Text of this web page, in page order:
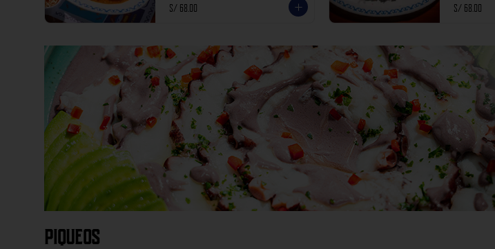
S/ 68.00 S/ 68.00
Piqueos